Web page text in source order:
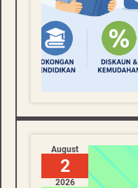
August
2
2026